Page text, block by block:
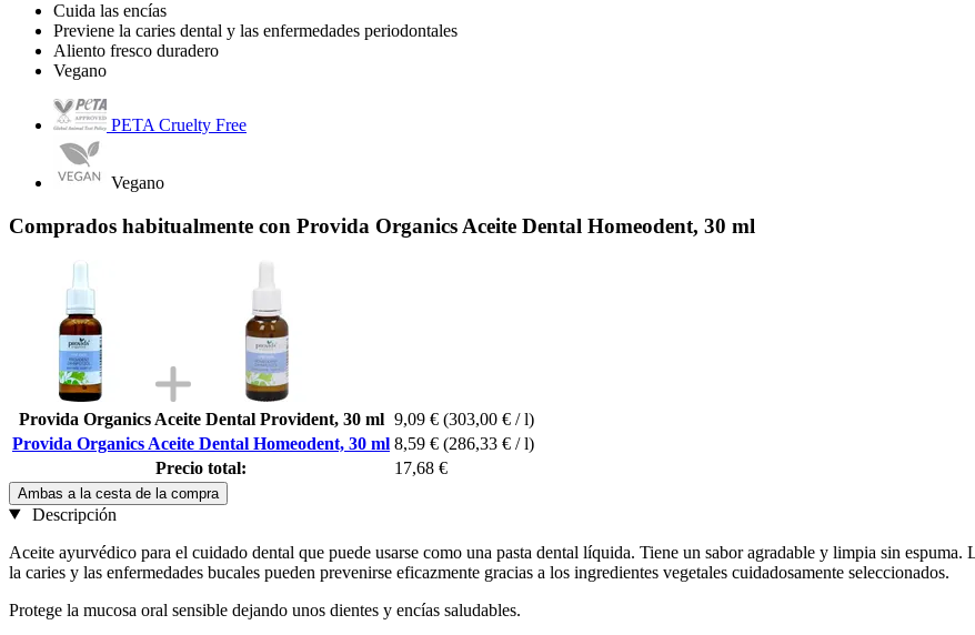
Cuida las encías
Previene la caries dental y las enfermedades periodontales
Aliento fresco duradero
Vegano
PETA Cruelty Free
Vegano
Comprados habitualmente con Provida Organics Aceite Dental Homeodent, 30 ml
Provida Organics Aceite Dental Provident, 30 ml 9,09 € (303,00 € / l)
Provida Organics Aceite Dental Homeodent, 30 ml 8,59 € (286,33 € / l)
Precio total:
17,68 €
Ambas a la cesta de la compra
Descripción
Aceite ayurvédico para el cuidado dental que puede usarse como una pasta dental líquida. Tiene un sabor agradable y limpia sin espuma.
la caries y las enfermedades bucales pueden prevenirse eficazmente gracias a los ingredientes vegetales cuidadosamente seleccionados.
Protege la mucosa oral sensible dejando unos dientes y encías saludables.